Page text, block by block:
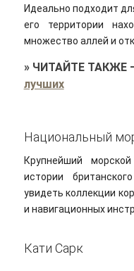
Идеально подходит
его территории
множество аллей и
» ЧИТАЙТЕ ТАКЖЕ
лучших
Национальный
Крупнейший
истории
увидеть коллекции
и навигационных
Кати Сарк